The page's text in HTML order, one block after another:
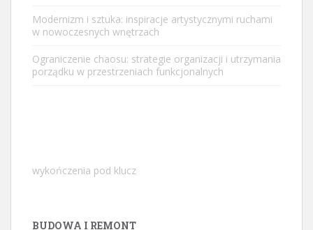
Modernizm i sztuka: inspiracje artystycznymi ruchami
w nowoczesnych wnętrzach
Ograniczenie chaosu: strategie organizacji i utrzymania
porządku w przestrzeniach funkcjonalnych
wykończenia pod klucz
BUDOWA I REMONT